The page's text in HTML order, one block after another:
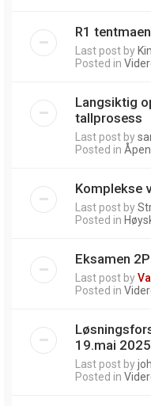
R1
Last post by
Posted in
Langsiktig
tallprosess
Last post by
Posted in
Komplekse
Last post by
Posted in
Eksamen
Last post by
Posted in
19.mai 2025
Last post by
Posted in